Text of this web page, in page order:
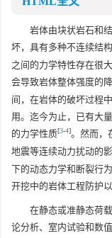
岩体由块状岩石和
坏，具有多种不连续结
之间的力学特性存在很
会导致岩体整体强度的
间，在岩体的破坏过程
用。迄今为止，已有大
的力学性质[3-4]。然而，
地震等连续动力扰动的
下的动态力学和断裂行
开挖中的岩体工程防护
在静态或准静态荷
论分析、室内试验和数